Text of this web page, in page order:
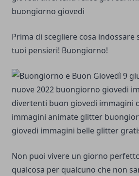
Prima di scegliere cosa indossare
tuoi pensieri! Buongiorno!
Non puoi vivere un giorno
qualcosa per qualcuno che non